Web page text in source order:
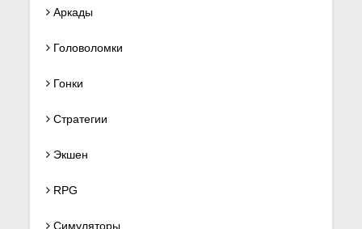
Аркады
Головоломки
Гонки
Стратегии
Экшен
RPG
Симуляторы